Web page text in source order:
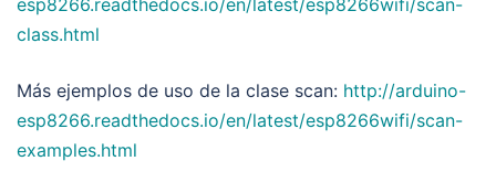
esp8266.readthedocs.io/en/latest/esp8266wifi/scan-
class.html
Más ejemplos de uso de la clase scan: http://arduino-
esp8266.readthedocs.io/en/latest/esp8266wifi/scan-
examples.html